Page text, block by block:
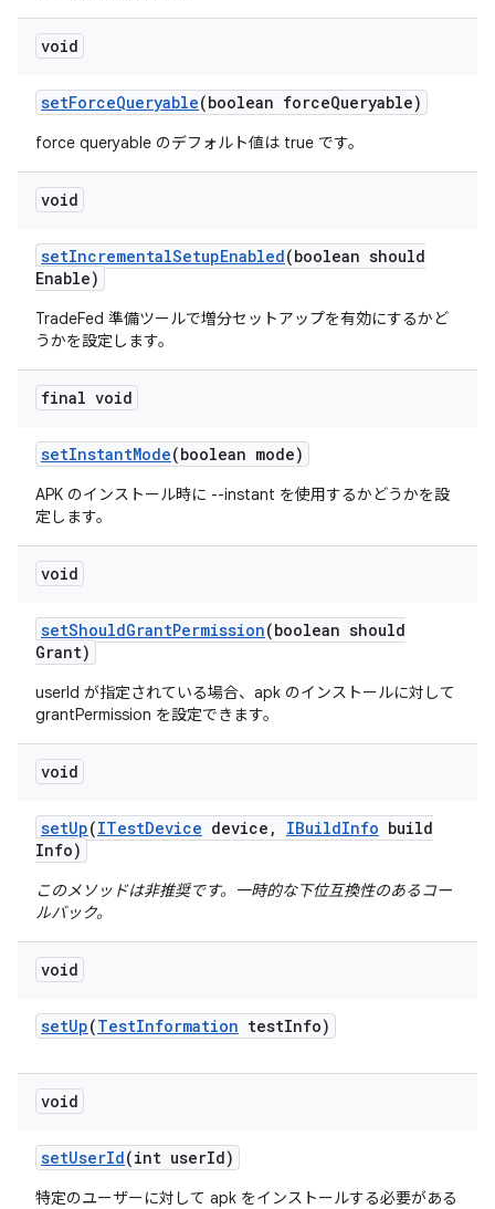
void
setForceQueryable(boolean forceQueryable)
force queryable のデフォルト値は true です。
void
setIncrementalSetupEnabled(boolean should
Enable)
TradeFed 準備ツールで増分セットアップを有効にするかど
うかを設定します。
final void
setInstantMode(boolean mode)
APK のインストール時に --instant を使用するかどうかを設
定します。
void
setShouldGrantPermission(boolean should
Grant)
userId が指定されている場合、apk のインストールに対して
grantPermission を設定できます。
void
setUp(ITestDevice device , IBuildInfo build
Info)
このメソッドは非推奨です。一時的な下位互換性のあるコー
ルバック。
void
setUp(TestInformation testInfo)
void
setUserId(int userId)
特定のユーザーに対して apk をインストールする必要がある